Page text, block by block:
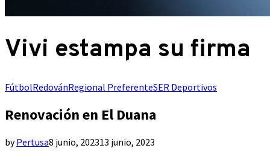
Vivi estampa su firma
FútbolRedovánRegional PreferenteSER Deportivos
Renovación en El Duana
byPertusa8 junio, 202313 junio, 2023